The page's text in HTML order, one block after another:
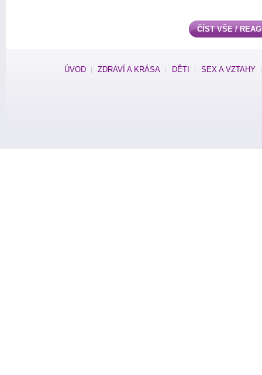
ČÍST VŠE /
ÚVOD ZDRAVÍ A KRÁSA DĚTI SEX A VZTAHY